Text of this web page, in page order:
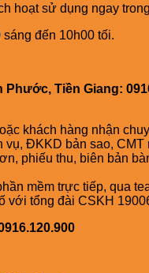
hoạt sử dụng ngay
đến 10h00 tối.
Phước, Tiền Giang:
khách hàng nhận
ĐKKD bản sao,
phiếu thu, biên bản
mềm trực tiếp, qua
với tổng đài CSKH